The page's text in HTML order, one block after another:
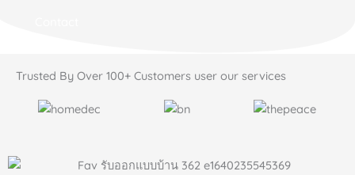
Trusted By Over 100+ Customers user our services